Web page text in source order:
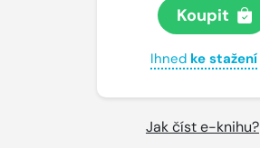
Koupit
Ihned ke stažení
Jak číst e-knihu?